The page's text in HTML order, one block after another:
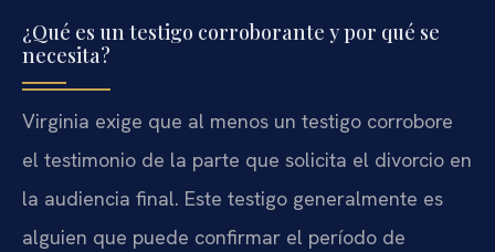
¿Qué es un testigo corroborante y por qué se
necesita?
Virginia exige que al menos un testigo corrobore
el testimonio de la parte que solicita el divorcio en
la audiencia final. Este testigo generalmente es
alguien que puede confirmar el período de